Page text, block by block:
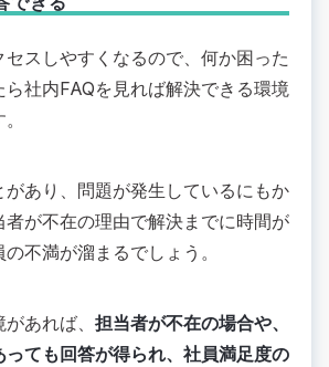
スしやすくなるので、何か困った
ら社内FAQを見れば解決できる環境
があり、問題が発生しているにもか
者が不在の理由で解決までに時間が
不満が溜まるでしょう。
あれば、 担当者が不在の場合や、
っても回答が得られ、社員満足度の